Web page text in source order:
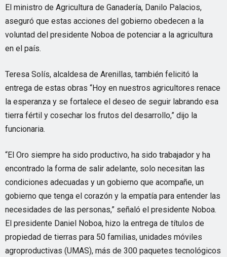
El ministro de Agricultura de Ganadería, Danilo Palacios,
aseguró que estas acciones del gobierno obedecen a la
voluntad del presidente Noboa de potenciar a la agricultura
en el país.
Teresa Solís, alcaldesa de Arenillas, también felicitó la
entrega de estas obras “Hoy en nuestros agricultores renace
la esperanza y se fortalece el deseo de seguir labrando esa
tierra fértil y cosechar los frutos del desarrollo,” dijo la
funcionaria.
“El Oro siempre ha sido productivo, ha sido trabajador y ha
encontrado la forma de salir adelante, solo necesitan las
condiciones adecuadas y un gobierno que acompañe, un
gobierno que tenga el corazón y la empatía para entender las
necesidades de las personas,” señaló el presidente Noboa.
El presidente Daniel Noboa, hizo la entrega de títulos de
propiedad de tierras para 50 familias, unidades móviles
agroproductivas (UMAS), más de 300 paquetes tecnológicos